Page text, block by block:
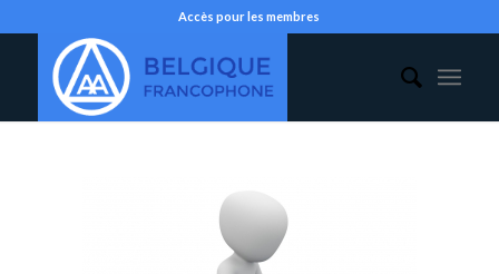
Accès pour les membres